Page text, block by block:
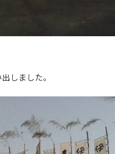
しました。